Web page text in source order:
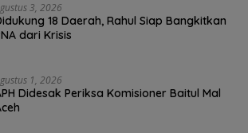
3, 2026
18 Daerah, Rahul Siap Bangkitkan
dari Krisis
1, 2026
Didesak Periksa Komisioner Baitul Mal